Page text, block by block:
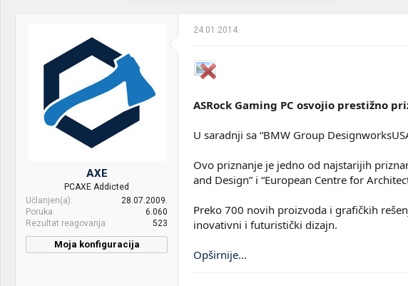
p
o
e
t
a
e
AXE
PCAXE Addicted
Učlanjen(a)
28.07.2009.
Poruka
6.060
Rezultat reagovanja
523
Moja konfiguracija
24.01.2014.
ASRock Gaming PC osvojio prestižno
U saradnji sa “BMW Group
Ovo priznanje je jedno od najstarijih
and Design” i “European Centre for
Preko 700 novih proizvoda i grafičkih
inovativni i futuristički dizajn.
Opširnije...